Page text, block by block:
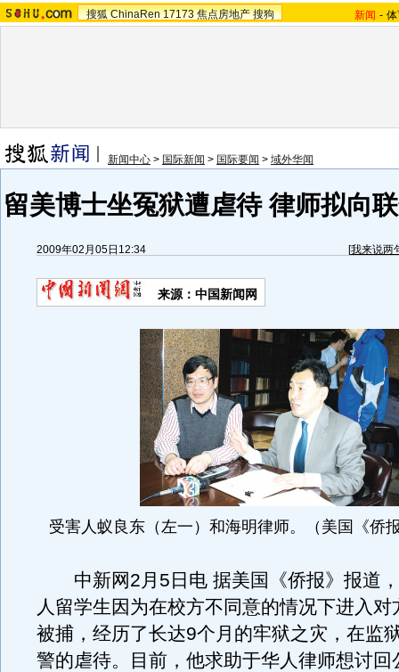
搜狐 ChinaRen 17173 焦点房地产 搜狗 新闻 -
新闻中心 > 国际新闻 > 国际要闻 > 域外华闻
留美博士坐冤狱遭虐待 律师拟向
2009年02月05日12:34 [我来说两
来源：中国新闻网
受害人蚁良东（左一）和海明律师。（美国《侨
中新网2月5日电 据美国《侨报》报道
人留学生因为在校方不同意的情况下进入对
被捕，经历了长达9个月的牢狱之灾，在监
警的虐待。目前，他求助于华人律师想讨回